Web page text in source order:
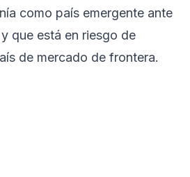
como país emergente ante
que está en riesgo de
de mercado de frontera.